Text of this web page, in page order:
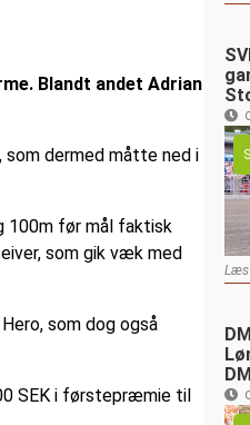
Blandt andet Adrian
, som dermed måtte ned i
100m før mål faktisk
som gik væk med
som dog også
SEK i førstepræmie til
Læs